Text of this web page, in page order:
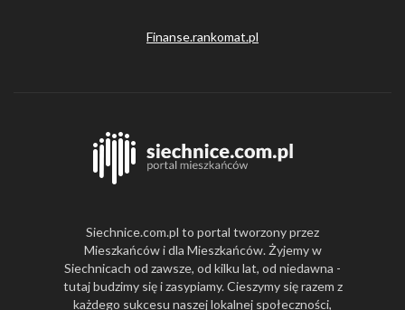
Finanse.rankomat.pl
Siechnice.com.pl to portal tworzony przez
Mieszkańców i dla Mieszkańców. Żyjemy w
Siechnicach od zawsze, od kilku lat, od niedawna -
tutaj budzimy się i zasypiamy. Cieszymy się razem z
każdego sukcesu naszej lokalnej społeczności,